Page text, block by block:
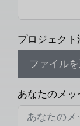
プロジェク
ファイル
あなたのメッ